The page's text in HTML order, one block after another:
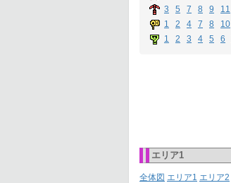
3
5 7 8 9 11
1
2 4 7 8 10
1
2 3 4 5 6
エリア1
全体図 エリア1 エリア2